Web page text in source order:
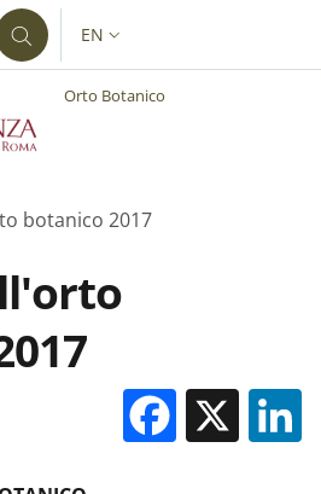
LANGUAGE SWITCHER:
EN
Orto Botanico
botanico 2017
X